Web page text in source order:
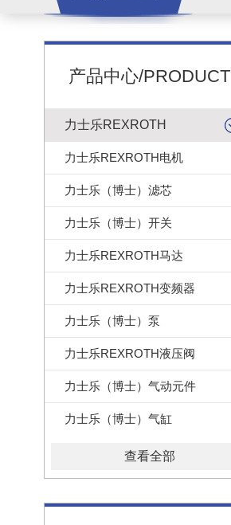
产品中心/PRODUCT
力士乐REXROTH
力士乐REXROTH电机
力士乐（博士）滤芯
力士乐（博士）开关
力士乐REXROTH马达
力士乐REXROTH变频器
力士乐（博士）泵
力士乐REXROTH液压阀
力士乐（博士）气动元件
力士乐（博士）气缸
查看全部